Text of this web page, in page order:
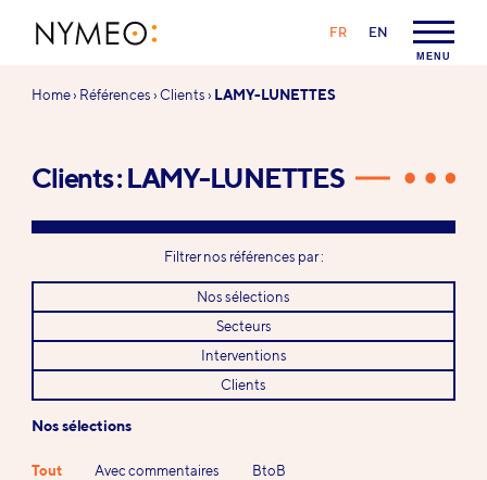
MENU
LANGAGE :
FR EN
Vous
Home› Références›Clients› LAMY-LUNETTES
Clients : LAMY-LUNETTES
Filtrer nos références par :
Nos sélections
Secteurs
Interventions
Clients
Nos sélections
Tout Avec commentaires
BtoB